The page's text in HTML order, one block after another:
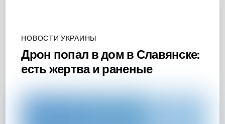
НОВОСТИ УКРАИНЫ
Дрон попал в дом в Славянске:
есть жертва и раненые